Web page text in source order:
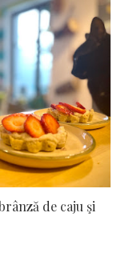
de caju şi